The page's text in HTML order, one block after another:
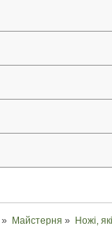
» Майстерня » Ножі,